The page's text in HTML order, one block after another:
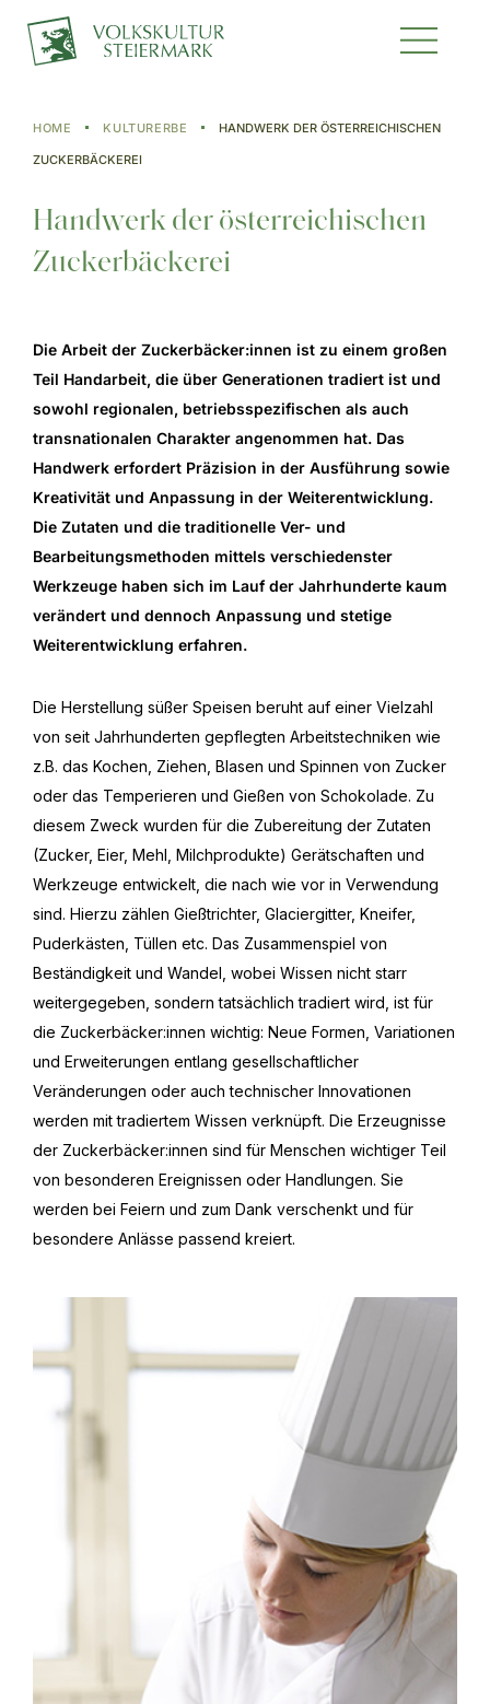
HOME KULTURERBE HANDWERK DER ÖSTERREICHISCHEN
ZUCKERBÄCKEREI
Handwerk der österreichischen
Zuckerbäckerei
Die Arbeit der Zuckerbäcker:innen ist zu einem großen
Teil Handarbeit, die über Generationen tradiert ist und
sowohl regionalen, betriebsspezifischen als auch
transnationalen Charakter angenommen hat. Das
Handwerk erfordert Präzision in der Ausführung sowie
Kreativität und Anpassung in der Weiterentwicklung.
Die Zutaten und die traditionelle Ver- und
Bearbeitungsmethoden mittels verschiedenster
Werkzeuge haben sich im Lauf der Jahrhunderte kaum
verändert und dennoch Anpassung und stetige
Weiterentwicklung erfahren.
Die Herstellung süßer Speisen beruht auf einer Vielzahl
von seit Jahrhunderten gepflegten Arbeitstechniken wie
z.B. das Kochen, Ziehen, Blasen und Spinnen von Zucker
oder das Temperieren und Gießen von Schokolade. Zu
diesem Zweck wurden für die Zubereitung der Zutaten
(Zucker, Eier, Mehl, Milchprodukte) Gerätschaften und
Werkzeuge entwickelt, die nach wie vor in Verwendung
sind. Hierzu zählen Gießtrichter, Glaciergitter, Kneifer,
Puderkästen, Tüllen etc. Das Zusammenspiel von
Beständigkeit und Wandel, wobei Wissen nicht starr
weitergegeben, sondern tatsächlich tradiert wird, ist für
die Zuckerbäcker:innen wichtig: Neue Formen, Variationen
und Erweiterungen entlang gesellschaftlicher
Veränderungen oder auch technischer Innovationen
werden mit tradiertem Wissen verknüpft. Die Erzeugnisse
der Zuckerbäcker:innen sind für Menschen wichtiger Teil
von besonderen Ereignissen oder Handlungen. Sie
werden bei Feiern und zum Dank verschenkt und für
besondere Anlässe passend kreiert.